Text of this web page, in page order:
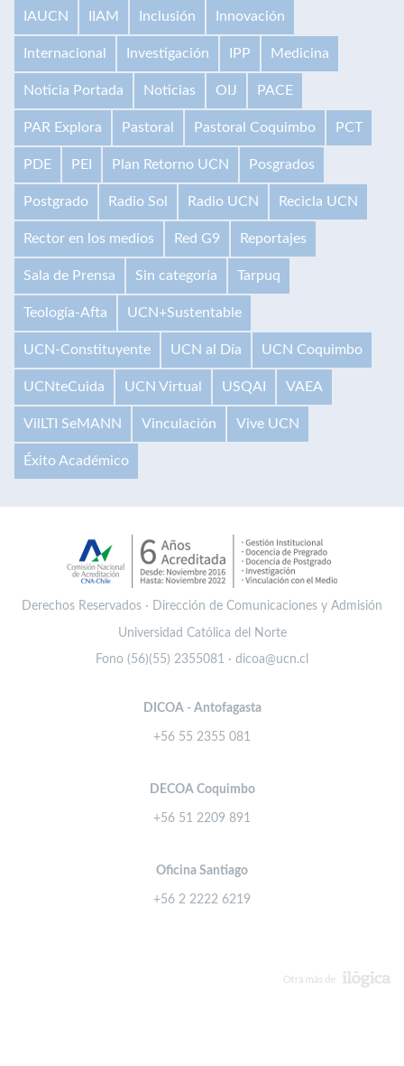
IAUCN IIAM Inclusión Innovación
Internacional Investigación IPP Medicina
Noticia Portada Noticias OIJ PACE
PAR Explora Pastoral Pastoral Coquimbo PCT
PDE PEI Plan Retorno UCN Posgrados
Postgrado Radio Sol Radio UCN Recicla UCN
Rector en los medios Red G9 Reportajes
Sala de Prensa Sin categoría Tarpuq
Teología-Afta UCN+Sustentable
UCN-Constituyente UCN al Día UCN Coquimbo
UCNteCuida UCN Virtual USQAI VAEA
VilLTI SeMANN Vinculación Vive UCN
Éxito Académico
Derechos Reservados · Dirección de Comunicaciones y Admisión
Universidad Católica del Norte
Fono (56)(55) 2355081 · dicoa@ucn.cl
DICOA - Antofagasta
+56 55 2355 081
DECOA Coquimbo
+56 51 2209 891
Oficina Santiago
+56 2 2222 6219